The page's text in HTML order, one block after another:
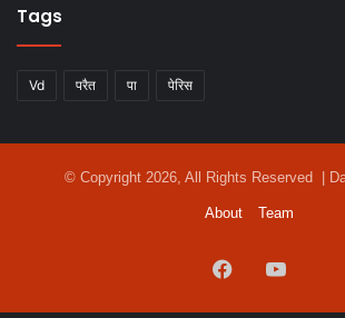
Tags
Vd परैत पा पेरिस
© Copyright 2026, All Rights Reserved |
About Team
Facebook